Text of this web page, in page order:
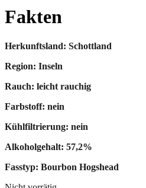
Fakten
Herkunftsland: Schottland
Region: Inseln
Rauch: leicht rauchig
Farbstoff: nein
Kühlfiltrierung: nein
Alkoholgehalt: 57,2%
Fasstyp: Bourbon Hogshead